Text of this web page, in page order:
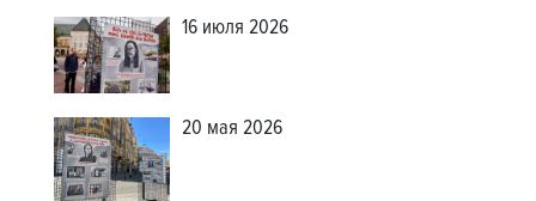
16 июля 2026
20 мая 2026